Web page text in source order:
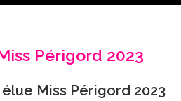
Périgord 2023
Miss Périgord 2023